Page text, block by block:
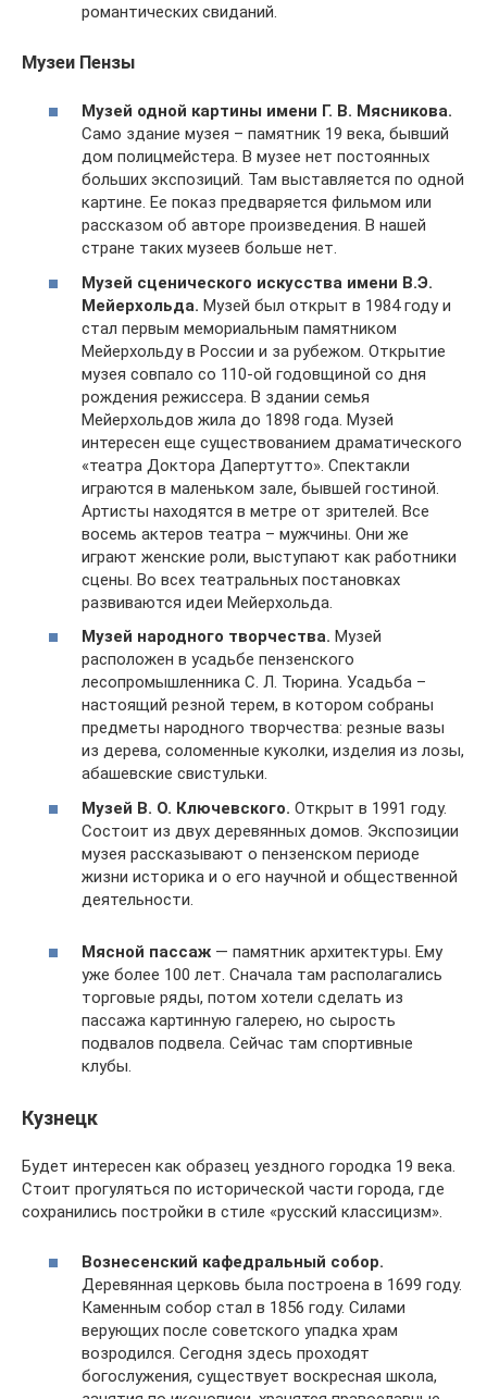
романтических свиданий.
Музеи Пензы
Музей одной картины имени Г. В. Мясникова.
Само здание музея – памятник 19 века, бывший
дом полицмейстера. В музее нет постоянных
больших экспозиций. Там выставляется по одной
картине. Ее показ предваряется фильмом или
рассказом об авторе произведения. В нашей
стране таких музеев больше нет.
Музей сценического искусства имени В.Э.
Мейерхольда. Музей был открыт в 1984 году и
стал первым мемориальным памятником
Мейерхольду в России и за рубежом. Открытие
музея совпало со 110-ой годовщиной со дня
рождения режиссера. В здании семья
Мейерхольдов жила до 1898 года. Музей
интересен еще существованием драматического
«театра Доктора Дапертутто». Спектакли
играются в маленьком зале, бывшей гостиной.
Артисты находятся в метре от зрителей. Все
восемь актеров театра – мужчины. Они же
играют женские роли, выступают как работники
сцены. Во всех театральных постановках
развиваются идеи Мейерхольда.
Музей народного творчества. Музей
расположен в усадьбе пензенского
лесопромышленника С. Л. Тюрина. Усадьба –
настоящий резной терем, в котором собраны
предметы народного творчества: резные вазы
из дерева, соломенные куколки, изделия из лозы,
абашевские свистульки.
Музей В. О. Ключевского. Открыт в 1991 году.
Состоит из двух деревянных домов. Экспозиции
музея рассказывают о пензенском периоде
жизни историка и о его научной и общественной
деятельности.
Мясной пассаж — памятник архитектуры. Ему
уже более 100 лет. Сначала там располагались
торговые ряды, потом хотели сделать из
пассажа картинную галерею, но сырость
подвалов подвела. Сейчас там спортивные
клубы.
Кузнецк
Будет интересен как образец уездного городка 19 века.
Стоит прогуляться по исторической части города, где
сохранились постройки в стиле «русский классицизм».
Вознесенский кафедральный собор.
Деревянная церковь была построена в 1699 году.
Каменным собор стал в 1856 году. Силами
верующих после советского упадка храм
возродился. Сегодня здесь проходят
богослужения, существует воскресная школа,